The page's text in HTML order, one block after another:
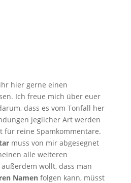
hier gerne einen
Ich freue mich über euer
dass es vom Tonfall her
jeglicher Art werden
für reine Spamkommentare.
muss von mir abgesegnet
alle weiteren
wollt, dass man
Namenfolgen kann, müsst